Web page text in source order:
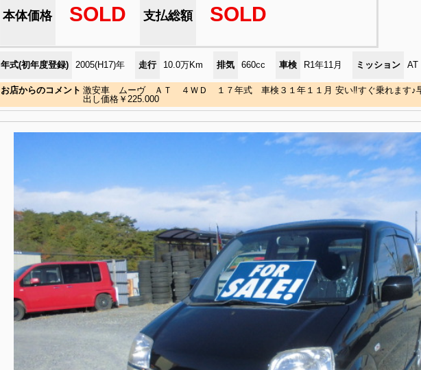
本体価格 SOLD 支払総額 SOLD
年式(初年度登録) 2005(H17)年 走行 10.0万Km 排気 660cc 車検 R1年11月 ミッション AT
お店からのコメント 激安車 ムーヴ ＡＴ ４ＷＤ １７年式 車検３１年１１月 安い‼すぐ乗れます♪早
出し価格￥225.000